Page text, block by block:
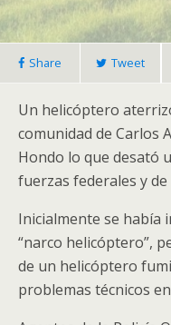
Share Tweet
Un helicóptero
comunidad de Carlos
Hondo lo que desató
fuerzas federales y
Inicialmente se había
“narco helicóptero”,
de un helicóptero
problemas técnicos